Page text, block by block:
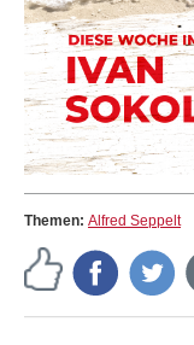
Themen: Alfred Seppelt